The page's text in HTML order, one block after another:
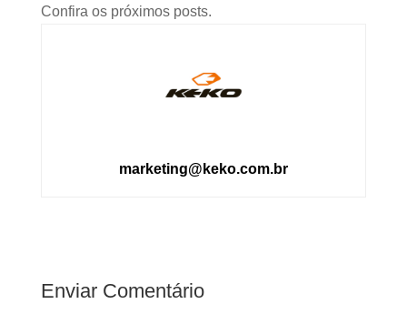
Confira os próximos posts.
marketing@keko.com.br
Enviar Comentário